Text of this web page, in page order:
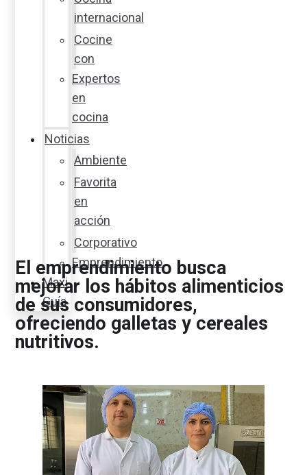
internacional
Cocine
con
Expertos
en
cocina
Noticias
Ambiente
Favorita
en
acción
Corporativo
Emprendimiento
Maxi
Guía
El emprendimiento busca
mejorar los hábitos alimenticios
de sus consumidores,
ofreciendo galletas y cereales
nutritivos.